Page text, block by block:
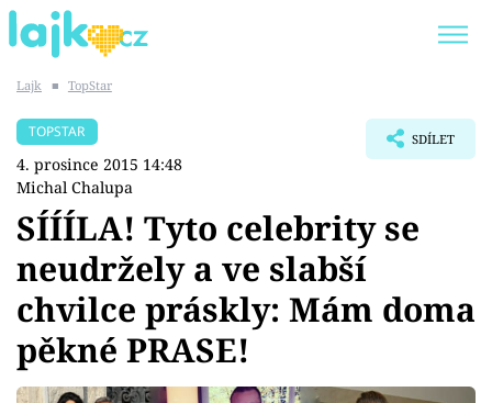
SHOPAHOLICADEL
Témata
Showbyznys
Youtubeři
Lajk ■ TopStar
TOPSTAR
4. prosince 2015 14:48
Michal Chalupa
SDÍLET
SÍÍÍLA! Tyto celebrity se
neudržely a ve slabší
chvilce práskly: Mám doma
pěkné PRASE!